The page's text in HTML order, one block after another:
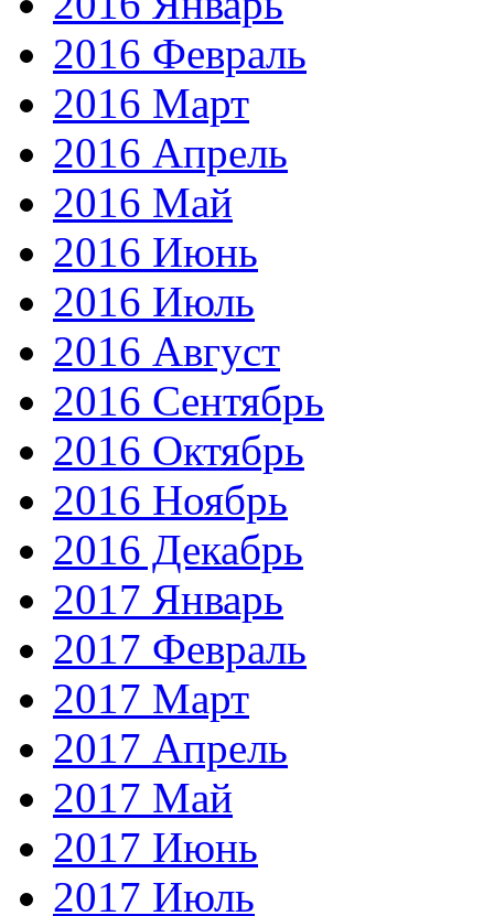
2016 Февраль
2016 Март
2016 Апрель
2016 Май
2016 Июнь
2016 Июль
2016 Август
2016 Сентябрь
2016 Октябрь
2016 Ноябрь
2016 Декабрь
2017 Январь
2017 Февраль
2017 Март
2017 Апрель
2017 Май
2017 Июнь
2017 Июль